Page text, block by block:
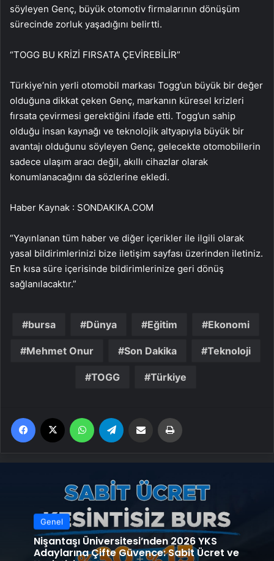
söyleyen Genç, büyük otomotiv firmalarının dönüşüm
sürecinde zorluk yaşadığını belirtti.
“TOGG BU KRİZİ FIRSATA ÇEVİREBİLİR”
Türkiye’nin yerli otomobil markası Togg’un büyük bir değer
olduğuna dikkat çeken Genç, markanın küresel krizleri
fırsata çevirmesi gerektiğini ifade etti. Togg’un sahip
olduğu insan kaynağı ve teknolojik altyapıyla büyük bir
avantajı olduğunu söyleyen Genç, gelecekte otomobillerin
sadece ulaşım aracı değil, akıllı cihazlar olarak
konumlanacağını da sözlerine ekledi.
Haber Kaynak : SONDAKIKA.COM
“Yayınlanan tüm haber ve diğer içerikler ile ilgili olarak
yasal bildirimlerinizi bize iletişim sayfası üzerinden iletiniz.
En kısa süre içerisinde bildirimlerinize geri dönüş
sağlanılacaktır.”
bursa Dünya Eğitim Ekonomi
Mehmet Onur Son Dakika Teknoloji
TOGG Türkiye
Facebook WhatsApp Email'den paylaş
Genel
Nişantaşı Üniversitesi’nden 2026 YKS
Adaylarına Çifte Güvence: Sabit Ücret ve